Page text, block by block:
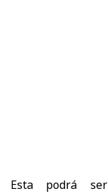
Esta podrá